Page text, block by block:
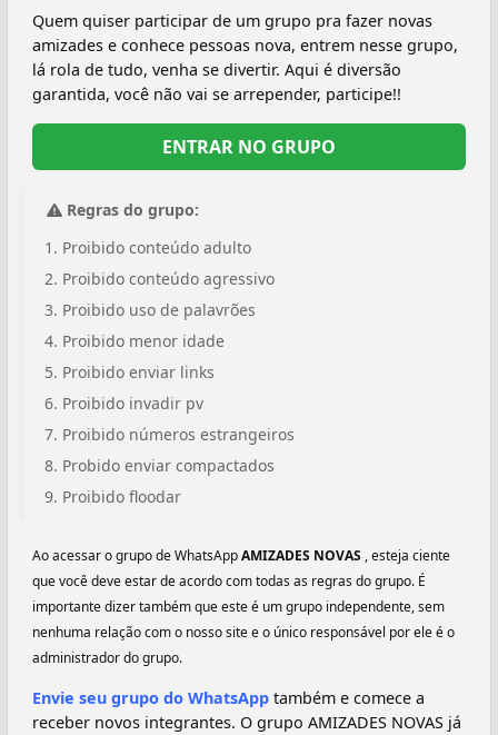
Quem quiser participar de um grupo pra fazer novas
amizades e conhece pessoas nova, entrem nesse grupo,
lá rola de tudo, venha se divertir. Aqui é diversão
garantida, você não vai se arrepender, participe!!
ENTRAR NO GRUPO
Regras do grupo:
Proibido conteúdo adulto
Proibido conteúdo agressivo
Proibido uso de palavrões
Proibido menor idade
Proibido enviar links
Proibido invadir pv
Proibido números estrangeiros
Probido enviar compactados
Proibido floodar
Ao acessar o grupo de WhatsAppAMIZADES NOVAS , esteja ciente
que você deve estar de acordo com todas as regras do grupo. É
importante dizer também que este é um grupo independente, sem
nenhuma relação com o nosso site e o único responsável por ele é o
administrador do grupo.
Envie seu grupo do WhatsApp também e comece a
receber novos integrantes. O grupo AMIZADES NOVAS já